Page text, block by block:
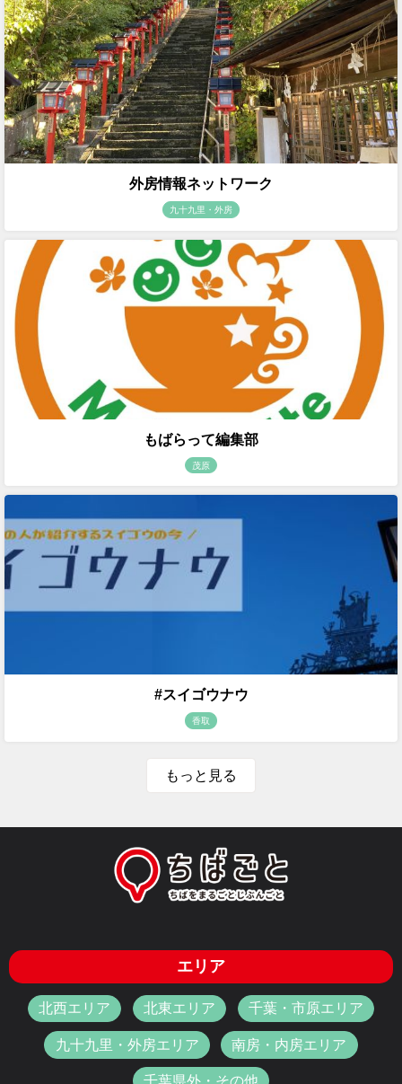
外房情報ネットワーク
九十九里・外房
もばらって編集部
茂原
#スイゴウナウ
香取
もっと見る
エリア
北西エリア 北東エリア 千葉・市原エリア
九十九里・外房エリア 南房・内房エリア
千葉県外・その他